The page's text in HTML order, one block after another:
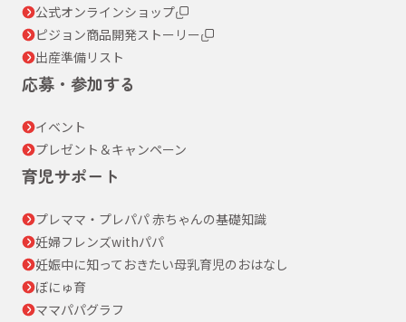
公式オンラインショップ
ピジョン商品開発ストーリー
出産準備リスト
応募・参加する
イベント
プレゼント＆キャンペーン
育児サポート
プレママ・プレパパ 赤ちゃんの基礎知識
妊婦フレンズwithパパ
妊娠中に知っておきたい母乳育児のおはなし
ぼにゅ育
ママパパグラフ